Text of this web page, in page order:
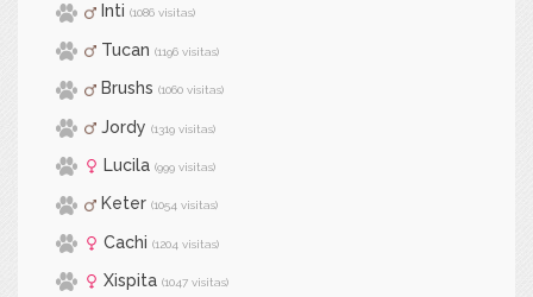
Inti (1086 visitas)
Tucan (1196 visitas)
Brushs (1060 visitas)
Jordy (1319 visitas)
Lucila (999 visitas)
Keter (1054 visitas)
Cachi (1204 visitas)
Xispita (1047 visitas)